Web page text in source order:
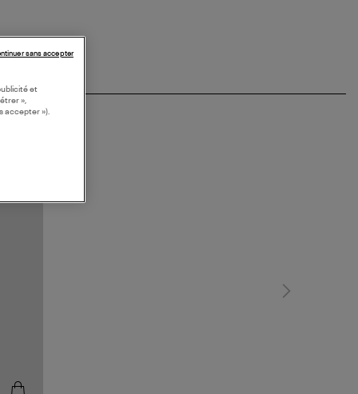
et
»,
accepter »).
sans accepter